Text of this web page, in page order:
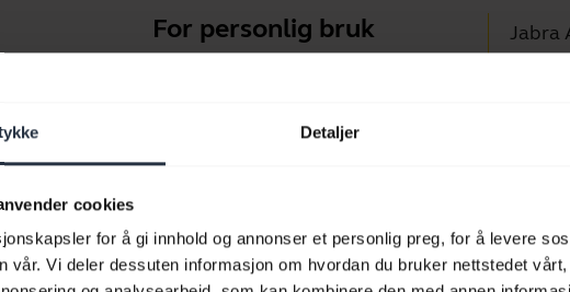
Detaljer
cookies
for å gi innhold og annonser et personlig preg, for å levere
vår. Vi deler dessuten informasjon om hvordan du bruker nettstedet
for
For personlig bruk
Jabra